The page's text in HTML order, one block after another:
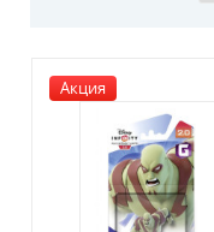
Акция